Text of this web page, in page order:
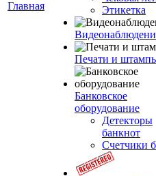
Главная
Этикетка
Печати и
Банковское
оборудование
Детекторы
банкнот
Счетчики